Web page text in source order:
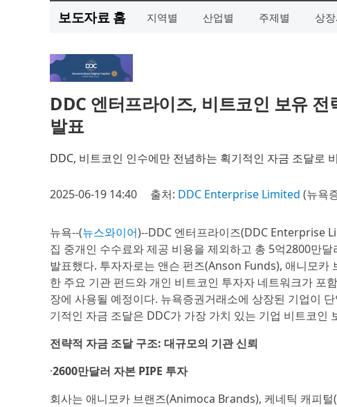
보도자료 홈 지역별 산업별 주제별 상
DDC 엔터프라이즈, 비트코인 보유
발표
DDC, 비트코인 인수에만 전념하는 획기적인 자금 조달로
2025-06-19 14:40 출처: DDC Enterprise Limited (뉴욕
뉴욕--(뉴스와이어)--DDC 엔터프라이즈(DDC Enterprise
집 중개인 수수료와 제공 비용을 제외하고 총 5억2800만
발표했다. 투자자로는 앤슨 펀즈(Anson Funds), 애니모
한 주요 기관 펀드와 개인 비트코인 투자자 네트워크가 포
장에 사용될 예정이다. 뉴욕증권거래소에 상장된 기업이
기적인 자금 조달은 DDC가 가장 가치 있는 기업 비트코
전략적 자금 조달 구조: 대규모의 기관 신뢰
·2600만달러 자본 PIPE 투자
회사는 애니모카 브랜즈(Animoca Brands), 케네틱 캐피